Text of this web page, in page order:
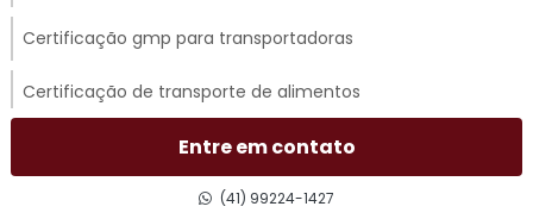
Certificação gmp para transportadoras
Certificação de transporte de alimentos
Certificado gmp para transporte rodoviário
Consultoria em acompanhamento de auditoria externa
Entre em contato
(41) 99224-1427